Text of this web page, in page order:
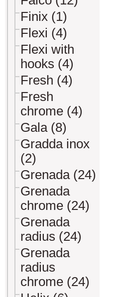
Finix (1)
Flexi (4)
Flexi with
hooks (4)
Fresh (4)
Fresh
chrome (4)
Gala (8)
Gradda inox
(2)
Grenada (24)
Grenada
chrome (24)
Grenada
radius (24)
Grenada
radius
chrome (24)